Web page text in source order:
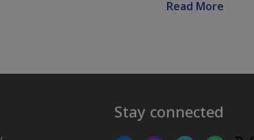
Read More
Stay connected